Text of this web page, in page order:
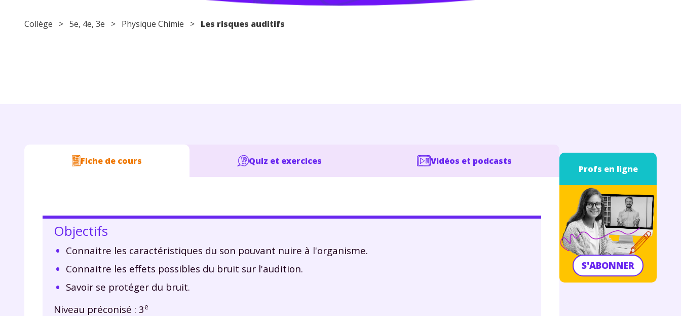
Collège > 5e, 4e, 3e > Physique Chimie > Les risques auditifs
Fiche de cours Quiz et exercices Vidéos et podcasts
Objectifs
Connaitre les caractéristiques du son pouvant nuire à l'organisme.
Connaitre les effets possibles du bruit sur l'audition.
Savoir se protéger du bruit.
Niveau préconisé : 3e
Profs en ligne
S'ABONNER